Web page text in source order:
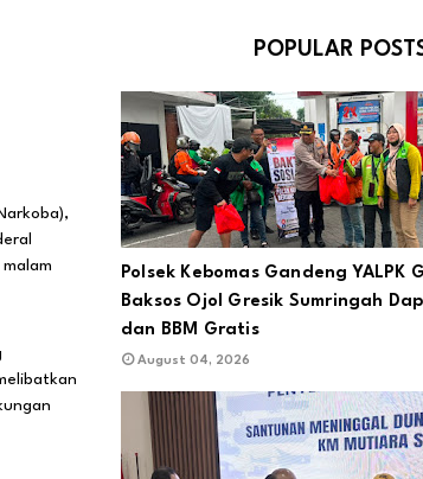
POPULAR
Polsek Kebomas Gandeng YALPK
Baksos Ojol Gresik Sumringah
dan BBM Gratis
August 04, 2026